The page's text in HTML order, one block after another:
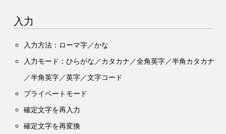
入力
入力方法：ローマ字／かな
入力モード：ひらがな／カタカナ／全角英字／半角カタカナ
／半角英字／英字／文字コード
プライベートモード
確定文字を再入力
確定文字を再変換